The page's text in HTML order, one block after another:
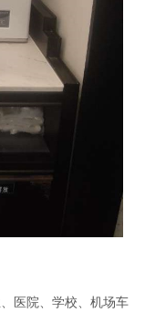
医院、学校、机场车